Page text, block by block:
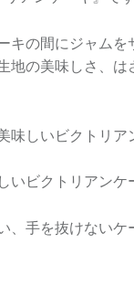
キの間にジャムを
地の美味しさ、は
味しいビクトリ
ビクトリアンケ
、手を抜けないケ